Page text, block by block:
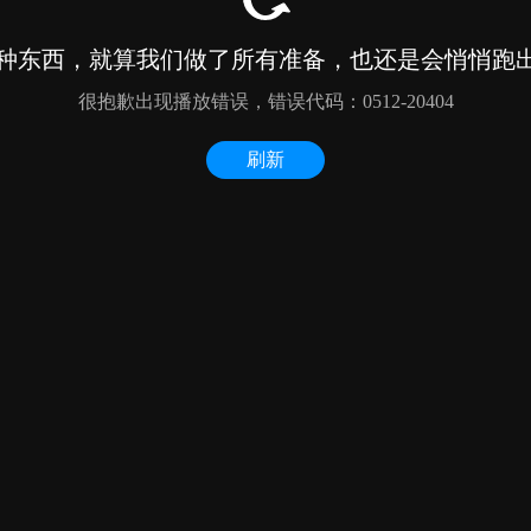
东西，就算我们做了所有准备，也还是会悄悄跑
很抱歉出现播放错误，错误代码：0512-20404
刷新